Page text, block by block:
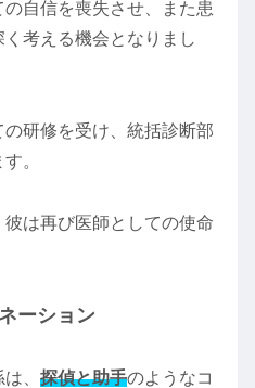
自信を喪失させ、また患
考える機会となりまし
研修を受け、統括診断部
。
は再び医師としての使命
ーション
、 探偵と助手のようなコ